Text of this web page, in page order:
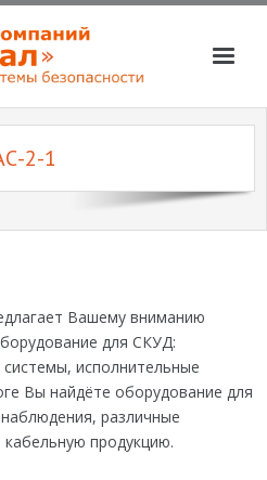
2-1
Вашему вниманию
для СКУД:
исполнительные
Вы найдёте оборудование для
различные
продукцию.